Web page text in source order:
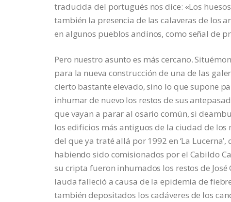
traducida del portugués nos dice: «Los
también la presencia de las calaveras de los
en algunos pueblos andinos, como señal de
Pero nuestro asunto es más cercano.
para la nueva construcción de una de las
cierto bastante elevado, sino lo que supone
inhumar de nuevo los restos de sus
que vayan a parar al osario común, si
los edificios más antiguos de la ciudad de los
del que ya traté allá por 1992 en ‘La
habiendo sido comisionados por el Cabildo
su cripta fueron inhumados los restos de
lauda falleció a causa de la epidemia de
también depositados los cadáveres de los